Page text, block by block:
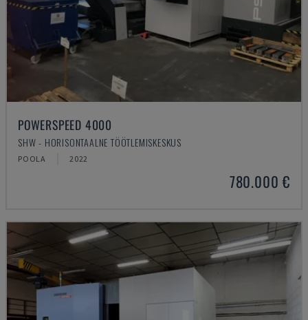
POWERSPEED 4000
SHW - HORISONTAALNE TÖÖTLEMISKESKUS
POOLA 2022
780.000 €